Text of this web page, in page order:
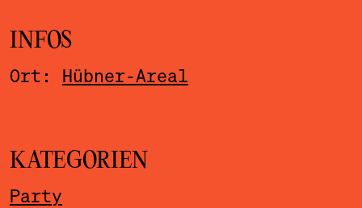
INFOS
Ort: Hübner-Areal
KATEGORIEN
Party